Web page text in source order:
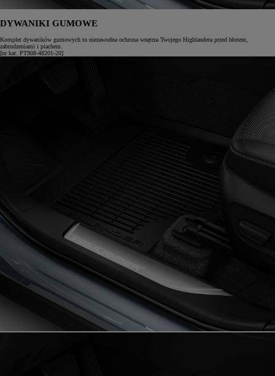
DYWANIKI GUMOWE
Komplet dywaników gumowych to niezawodna ochrona wnętrza Twojego Highlandera przed błotem,
zabrudzeniami i piachem.
[nr kat. PT908-48201-20]